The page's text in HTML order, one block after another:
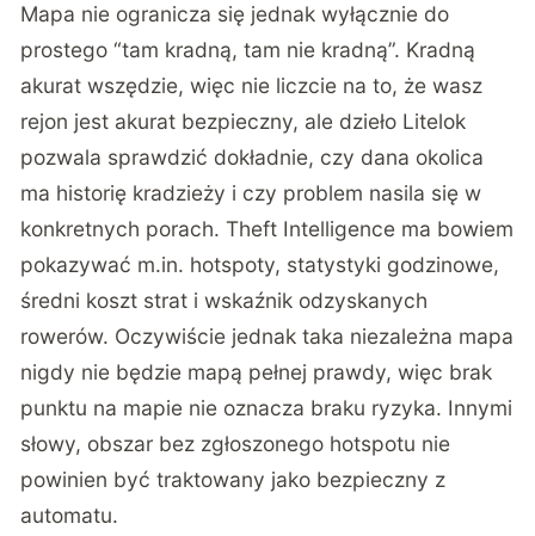
Mapa nie ogranicza się jednak wyłącznie do
prostego “tam kradną, tam nie kradną”. Kradną
akurat wszędzie, więc nie liczcie na to, że wasz
rejon jest akurat bezpieczny, ale dzieło Litelok
pozwala sprawdzić dokładnie, czy dana okolica
ma historię kradzieży i czy problem nasila się w
konkretnych porach. Theft Intelligence ma bowiem
pokazywać m.in. hotspoty, statystyki godzinowe,
średni koszt strat i wskaźnik odzyskanych
rowerów. Oczywiście jednak taka niezależna mapa
nigdy nie będzie mapą pełnej prawdy, więc brak
punktu na mapie nie oznacza braku ryzyka. Innymi
słowy, obszar bez zgłoszonego hotspotu nie
powinien być traktowany jako bezpieczny z
automatu.